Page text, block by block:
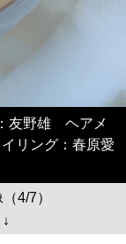
友野雄 ヘアメ
リング：春原愛
4/7）